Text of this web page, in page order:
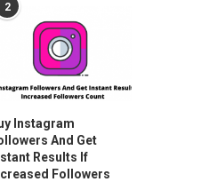
2
Instagram
And Get
Results If
Followers